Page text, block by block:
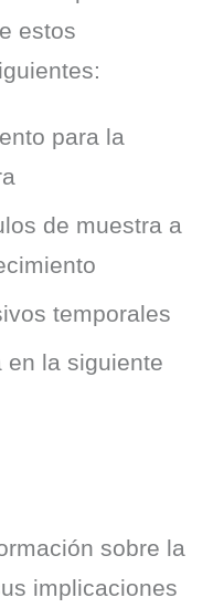
estos
para la
de muestra a
temporales
en la siguiente
sobre la
implicaciones